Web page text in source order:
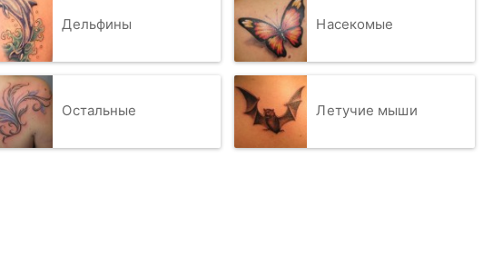
Дельфины Насекомые
Остальные Летучие мыши